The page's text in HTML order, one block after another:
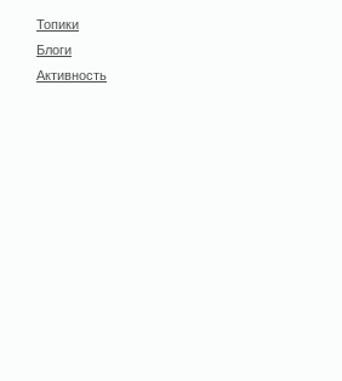
Топики
Блоги
Активность